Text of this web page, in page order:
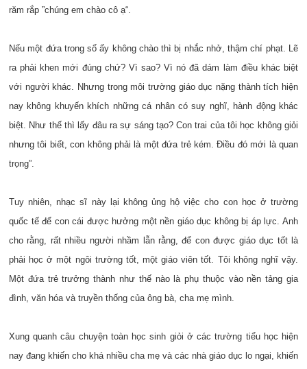
răm rắp ”chúng em chào cô ạ“.
Nếu một đứa trong số ấy không chào thì bị nhắc nhở, thậm chí phạt. Lẽ
ra phải khen mới đúng chứ? Vì sao? Vì nó đã dám làm điều khác biệt
với người khác. Nhưng trong môi trường giáo dục nặng thành tích hiện
nay không khuyến khích những cá nhân có suy nghĩ, hành động khác
biệt. Như thế thì lấy đâu ra sự sáng tạo? Con trai của tôi học không giỏi
nhưng tôi biết, con không phải là một đứa trẻ kém. Điều đó mới là quan
trọng”.
Tuy nhiên, nhạc sĩ này lại không ủng hộ việc cho con học ở trường
quốc tế để con cái được hưởng một nền giáo dục không bị áp lực. Anh
cho rằng, rất nhiều người nhầm lẫn rằng, để con được giáo dục tốt là
phải học ở một ngôi trường tốt, một giáo viên tốt. Tôi không nghĩ vậy.
Một đứa trẻ trưởng thành như thế nào là phụ thuộc vào nền tảng gia
đình, văn hóa và truyền thống của ông bà, cha mẹ mình.
Xung quanh câu chuyện toàn học sinh giỏi ở các trường tiểu học hiện
nay đang khiến cho khá nhiều cha mẹ và các nhà giáo dục lo ngại, khiến